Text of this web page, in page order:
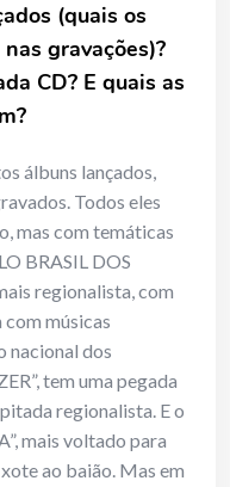
(quais os
gravações)?
CD? E quais as
álbuns lançados,
Todos eles
mas com temáticas
BRASIL DOS
regionalista, com
músicas
nacional dos
tem uma pegada
regionalista. E o
mais voltado para
ao baião. Mas em